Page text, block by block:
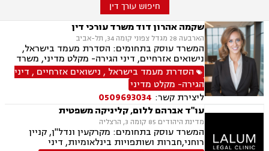
חיפוש עורך דין
שקמה אהרון דוד משרד עורכי דין
הארבעה 28 מגדל צפוני קומה 34, תל-אביב
המשרד עוסק בתחומים: הסדרת מעמד בישראל,
נישואים אזרחיים, דיני הגירה- מקלט מדיני, משרד
הפנים, אזרחויות ואשרות, אשרות עבודה, דיני
עבודה, זכויות נשים בהריון, חוקתי מנהלי, מומחים
לדין הזר.
הסדרת מעמד בישראל , נישואים אזרחיים , דיני
הגירה- מקלט מדיני
ליצירת קשר: 0509693034
עו"ד אברהם ללום, קליניקה משפטית
מדינת היהודים 85 קומה 3, הרצליה
המשרד עוסק בתחומים: מקרקעין ונדל"ן, קניין
רוחני,חברות ושותפויות בינלאומיות, דיני